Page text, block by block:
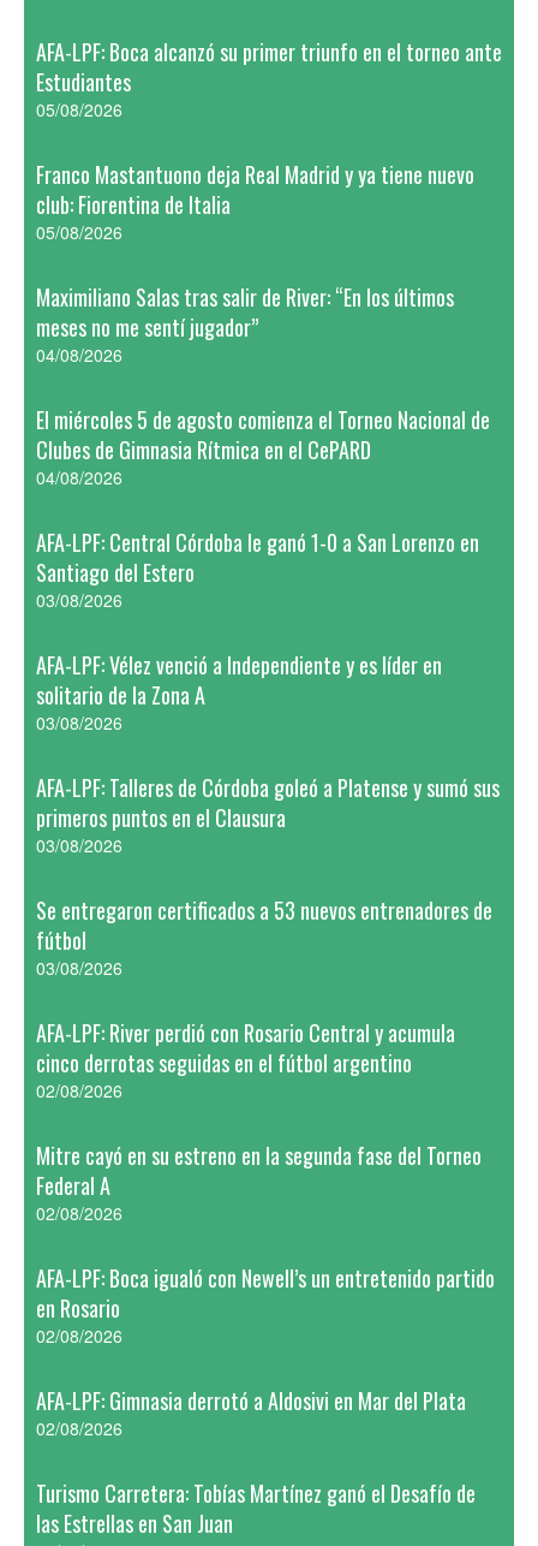
AFA-LPF: Boca alcanzó su primer triunfo en el torneo ante
Estudiantes
05/08/2026
Franco Mastantuono deja Real Madrid y ya tiene nuevo
club: Fiorentina de Italia
05/08/2026
Maximiliano Salas tras salir de River: “En los últimos
meses no me sentí jugador”
04/08/2026
El miércoles 5 de agosto comienza el Torneo Nacional de
Clubes de Gimnasia Rítmica en el CePARD
04/08/2026
AFA-LPF: Central Córdoba le ganó 1-0 a San Lorenzo en
Santiago del Estero
03/08/2026
AFA-LPF: Vélez venció a Independiente y es líder en
solitario de la Zona A
03/08/2026
AFA-LPF: Talleres de Córdoba goleó a Platense y sumó sus
primeros puntos en el Clausura
03/08/2026
Se entregaron certificados a 53 nuevos entrenadores de
fútbol
03/08/2026
AFA-LPF: River perdió con Rosario Central y acumula
cinco derrotas seguidas en el fútbol argentino
02/08/2026
Mitre cayó en su estreno en la segunda fase del Torneo
Federal A
02/08/2026
AFA-LPF: Boca igualó con Newell’s un entretenido partido
en Rosario
02/08/2026
AFA-LPF: Gimnasia derrotó a Aldosivi en Mar del Plata
02/08/2026
Turismo Carretera: Tobías Martínez ganó el Desafío de
las Estrellas en San Juan